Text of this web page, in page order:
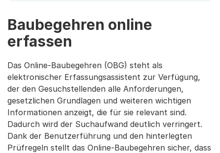
Baubegehren online
erfassen
Das Online-Baubegehren (OBG) steht als
elektronischer Erfassungsassistent zur Verfügung,
der den Gesuchstellenden alle Anforderungen,
gesetzlichen Grundlagen und weiteren wichtigen
Informationen anzeigt, die für sie relevant sind.
Dadurch wird der Suchaufwand deutlich verringert.
Dank der Benutzerführung und den hinterlegten
Prüfregeln stellt das Online-Baubegehren sicher, dass